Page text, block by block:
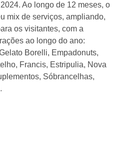
Ao longo de 12 meses, o
mix de serviços, ampliando,
os visitantes, com a
ao longo do ano:
Borelli, Empadonuts,
Francis, Estripulia, Nova
Sóbrancelhas,